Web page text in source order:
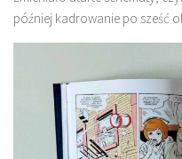
później kadrowanie po sześć